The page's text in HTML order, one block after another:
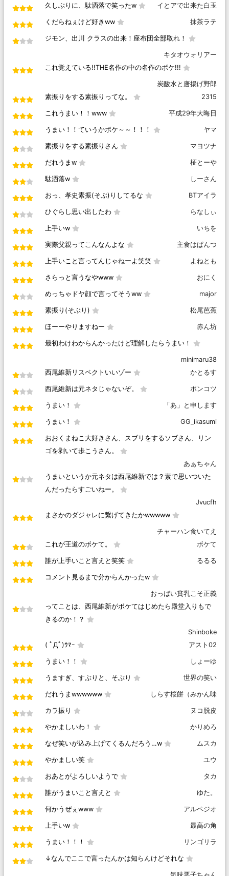
久しぶりに、駄洒落で笑ったw
イとアで出来た白玉
くだらねぇけど好きww 抹茶ラテ
ジモン、出川 クラスの出来！座布団全部取れ！
キタオウォリアー
これ覚えている!!THE名作の中の名作のボケ!!!
炭酸水と唐揚げ野郎
素振りをする素振りってな。
2315
これうまい！！www 平成29年大晦日
うまい！！ていうかボケ～～！！！ ヤマ
素振りをする素振りさん マヨツナ
だれうまw 柾とーや
駄洒落w しーさん
おっ、孝史素振(そぶ)りしてるな BTアイラ
ひぐらし思い出したわ らなしぃ
上手いw いちを
実際父親ってこんなんよな 主食はぱんつ
上手いこと言ってんじゃねーよ笑笑 よねとも
さらっと言うなやwww おにく
めっちゃドヤ顔で言ってそうww major
素振り(そぶり) 松尾芭蕉
ほーーやりますねー 赤ん坊
最初わけわからんかったけど理解したらうまい！
minimaru38
西尾維新リスペクトいいゾー
かとるす
西尾維新は元ネタじゃないぞ。 ポンコツ
うまい！ 「あ」と申します
うまい！ GG_ikasumi
おおくまねこ大好きさん、スブリをするソブさん、リン
ゴを剥いて歩こうさん。
あぁちゃん
うまいというか元ネタは西尾維新では？素で思いついた
んだったらすごいねー。
Jvucfh
まさかのダジャレに繋げてきたかwwwww
チャーハン食いてえ
これが王道のボケて。
ボケて
誰が上手いこと言えと笑笑 るるる
コメント見るまで分からんかった‪w
おっばい貧乳こそ正義
ってことは、西尾維新がボケてはじめたら殿堂入りもで
きるのか！？
Shinboke
( ﾟДﾟ)ｳﾏｰ
アスト02
うまい！！ しょーゆ
うますぎ、すぶりと、そぶり 世界の笑い
だれうまwwwwww しらす桜餅（みかん味
カラ振り ヌコ脱皮
やかましいわ！ かりめろ
なぜ笑いが込み上げてくるんだろう…w ムスカ
やかましい笑 ユウ
おあとがよろしいようで タカ
誰がうまいこと言えと ゆた。
何かうぜぇwww アルペジオ
上手いw 最高の角
うまい！！！ リンゴリラ
↓なんでここで言ったんかは知らんけどそれな